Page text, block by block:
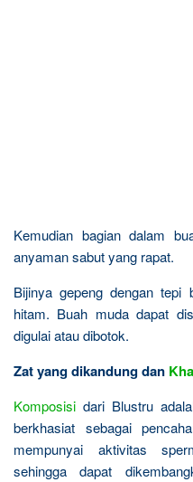
Kemudian bagian dalam
anyaman sabut yang rapat.
Bijinya gepeng dengan tepi
hitam. Buah muda dapat
digulai atau dibotok.
Zat yang dikandung dan
Komposisi dari Blustru
berkhasiat sebagai
mempunyai aktivitas
sehingga dapat